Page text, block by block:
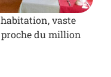
vaste
du million